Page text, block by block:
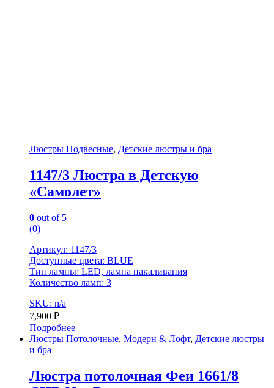
Люстры Подвесные, Детские люстры и бра
1147/3 Люстра в Детскую
«Самолет»
0 out of 5
(0)
Артикул: 1147/3
Доступные цвета: BLUE
Тип лампы: LED, лампа накаливания
Количество ламп: 3
SKU: n/a
7,900 ₽
Подробнее
Люстры Потолочные, Модерн & Лофт, Детские люстры
и бра
Люстра потолочная Феи 1661/8